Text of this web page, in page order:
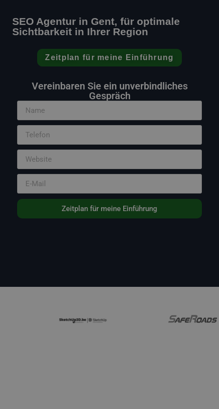
SEO Agentur in Gent, für optimale
Sichtbarkeit in Ihrer Region
Zeitplan für meine Einführung
Vereinbaren Sie ein unverbindliches
Gespräch
Zeitplan für meine Einführung